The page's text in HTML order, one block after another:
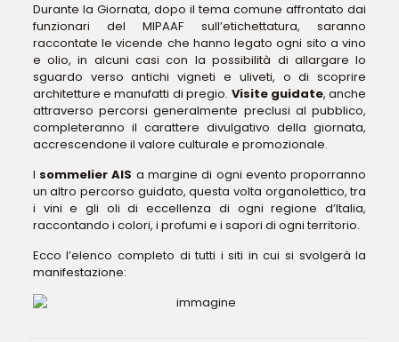
Durante la Giornata, dopo il tema comune affrontato dai
funzionari del MIPAAF sull’etichettatura, saranno
raccontate le vicende che hanno legato ogni sito a vino
e olio, in alcuni casi con la possibilità di allargare lo
sguardo verso antichi vigneti e uliveti, o di scoprire
architetture e manufatti di pregio. Visite guidate, anche
attraverso percorsi generalmente preclusi al pubblico,
completeranno il carattere divulgativo della giornata,
accrescendone il valore culturale e promozionale.
I sommelier AIS a margine di ogni evento proporranno
un altro percorso guidato, questa volta organolettico, tra
i vini e gli oli di eccellenza di ogni regione d’Italia,
raccontando i colori, i profumi e i sapori di ogni territorio.
Ecco l’elenco completo di tutti i siti in cui si svolgerà la
manifestazione: